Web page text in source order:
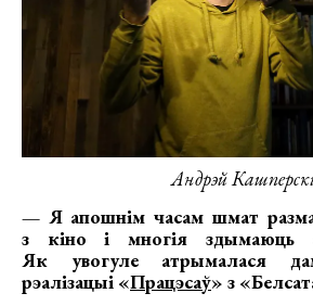
Андрэй
— Я апошнім часам шмат
з кіно і многія здымаюць
Як увогуле атрымалася
рэалізацыі «Працэсаў» з